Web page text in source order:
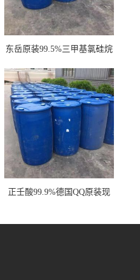
东岳原装99.5%三甲基氯硅烷
正壬酸99.9%德国QQ原装现